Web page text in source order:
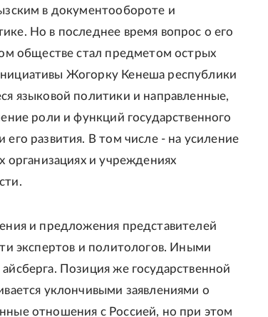
в документообороте и
Но в последнее время вопрос о его
обществе стал предметом острых
Жогорку Кенеша республики
языковой политики и направленные,
роли и функций государственного
развития. В том числе - на усиление
организациях и учреждениях
и предложения представителей
экспертов и политологов. Иными
Позиция же государственной
уклончивыми заявлениями о
отношения с Россией, но при этом